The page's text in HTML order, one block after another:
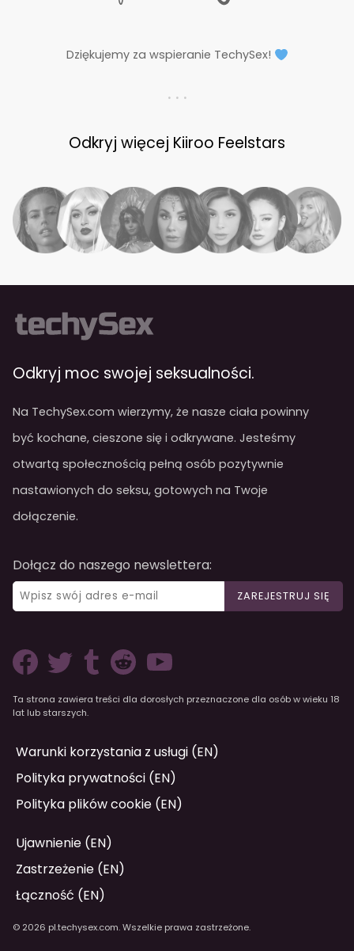
Dziękujemy za wspieranie TechySex!
. . .
Odkryj więcej Kiiroo Feelstars
Odkryj moc swojej seksualności.
Na TechySex.com wierzymy, że nasze ciała powinny
być kochane, cieszone się i odkrywane. Jesteśmy
otwartą społecznością pełną osób pozytywnie
nastawionych do seksu, gotowych na Twoje
dołączenie.
Dołącz do naszego newslettera:
ZAREJESTRUJ SIĘ
Ta strona zawiera treści dla dorosłych przeznaczone dla osób w wieku 18
lat lub starszych.
Warunki korzystania z usługi (EN)
Polityka prywatności (EN)
Polityka plików cookie (EN)
Ujawnienie (EN)
Zastrzeżenie (EN)
Łączność (EN)
© 2026 pl.techysex.com. Wszelkie prawa zastrzeżone.